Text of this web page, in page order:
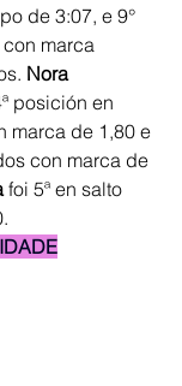
de 3:07, e 9°
marca
Nora
posición en
marca de 1,80 e
con marca de
foi 5ª en salto